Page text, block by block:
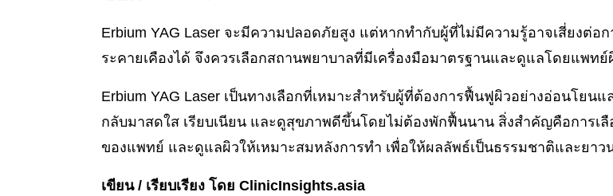
Erbium YAG Laser จะมีความปลอดภัยสูง แต่หากทำกับผู้ที่ไม่มีความรู้อาจเสี่ยงต่อ
ระคายเคืองได้ จึงควรเลือกสถานพยาบาลที่มีเครื่องมือมาตรฐานและดูแลโดยแพทย์
Erbium YAG Laser เป็นทางเลือกที่เหมาะสำหรับผู้ที่ต้องการฟื้นฟูผิวอย่างอ่อนโยน
กลับมาสดใส เรียบเนียน และดูสุขภาพดีขึ้นโดยไม่ต้องพักฟื้นนาน สิ่งสำคัญคือการเ
ของแพทย์ และดูแลผิวให้เหมาะสมหลังการทำ เพื่อให้ผลลัพธ์เป็นธรรมชาติและยาว
เขียน / เรียบเรียง โดย ClinicInsights.asia